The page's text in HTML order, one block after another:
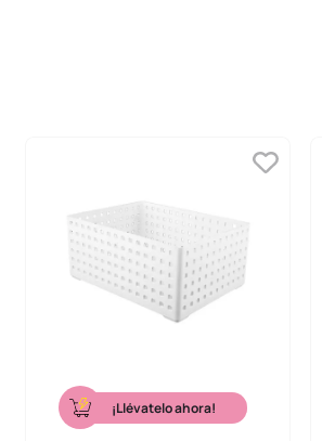
¡Llévatelo ahora!